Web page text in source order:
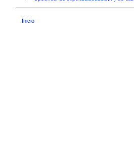
Inicio